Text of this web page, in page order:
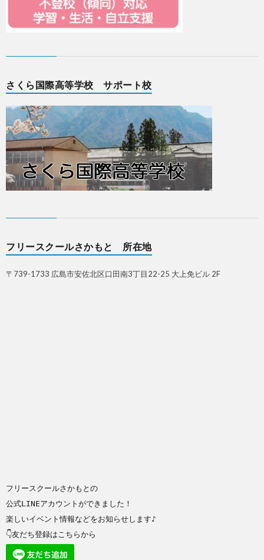
さくら国際高等学校 サポート校
フリースクールさかもと 所在地
〒739-1733 広島市安佐北区口田南3丁目22-25 大上免ビル 2F
フリースクールさかもとの
公式LINEアカウントができました！
楽しいイベント情報などをお知らせします♪
👇友だち登録はこちらから